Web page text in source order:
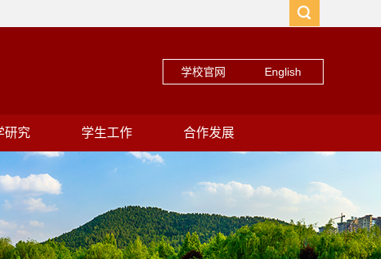
学校官网 English
研究 学生工作 合作发展